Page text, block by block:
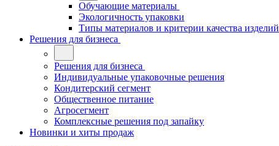
Обучающие материалы
Экологичность упаковки
Типы материалов и критерии качества изделий
Решения для бизнеса
Решения для бизнеса
Индивидуальные упаковочные решения
Кондитерский сегмент
Общественное питание
Агросегмент
Комплексные решения под запайку
Новинки и хиты продаж